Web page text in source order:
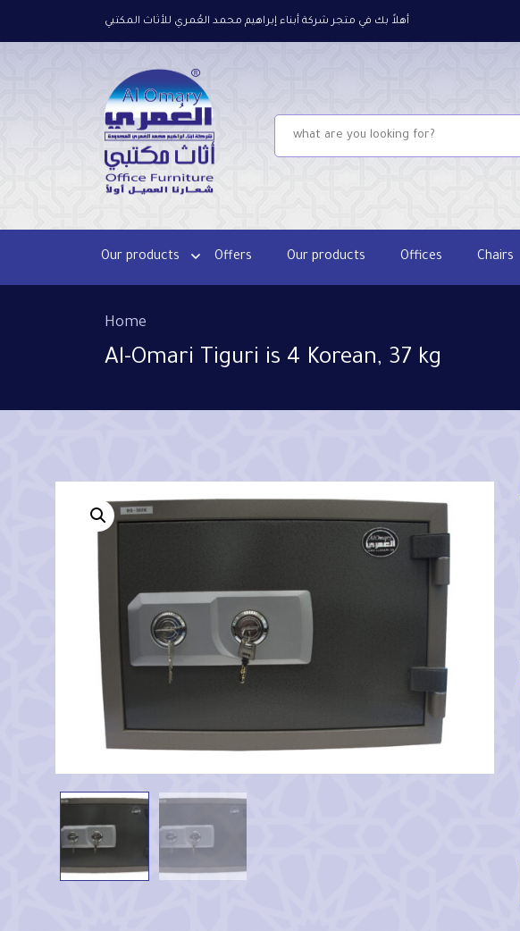
أهلاً بك في متجر شركة أبناء إبراهيم محمد العُمري للأثاث المكتبي
Our products Offers Our products Offices Chairs
Home
Al-Omari Tiguri is 4 Korean, 37 kg